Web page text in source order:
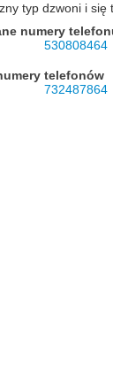
typ dzwoni i się
numery
530808464
telefonów
732487864